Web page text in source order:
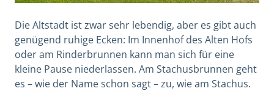
Die Altstadt ist zwar sehr lebendig, aber es gibt auch
genügend ruhige Ecken: Im Innenhof des Alten Hofs
oder am Rinderbrunnen kann man sich für eine
kleine Pause niederlassen. Am Stachusbrunnen geht
es – wie der Name schon sagt – zu, wie am Stachus.